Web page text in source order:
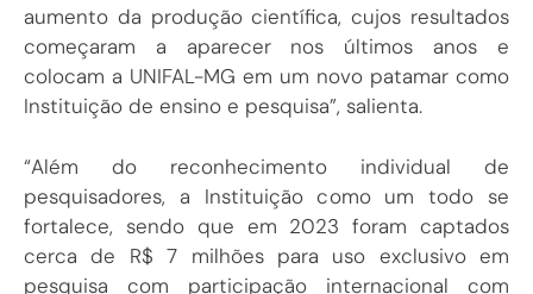
aumento da produção científica, cujos resultados
começaram a aparecer nos últimos anos e
colocam a UNIFAL-MG em um novo patamar como
Instituição de ensino e pesquisa”, salienta.
“Além do reconhecimento individual de
pesquisadores, a Instituição como um todo se
fortalece, sendo que em 2023 foram captados
cerca de R$ 7 milhões para uso exclusivo em
pesquisa com participação internacional com